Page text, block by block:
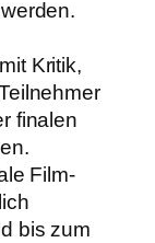
Kritik,
finalen
Film-
bis zum